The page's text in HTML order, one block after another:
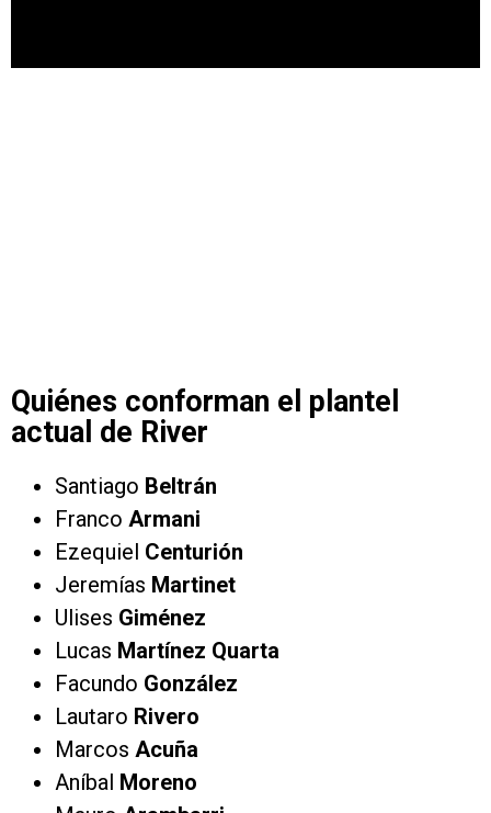
Quiénes conforman el plantel
actual de River
Santiago Beltrán
Franco Armani
Ezequiel Centurión
Jeremías Martinet
Ulises Giménez
Lucas Martínez Quarta
Facundo González
Lautaro Rivero
Marcos Acuña
Aníbal Moreno